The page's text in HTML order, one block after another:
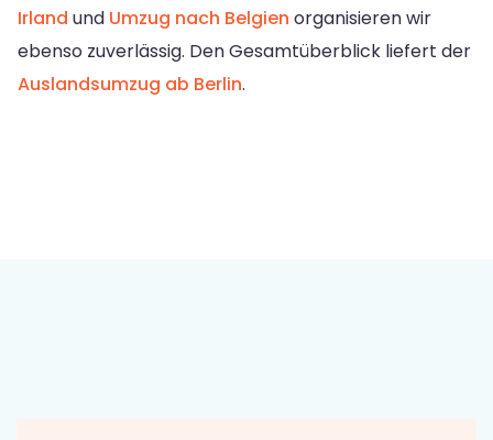
Irland und Umzug nach Belgien organisieren wir
ebenso zuverlässig. Den Gesamtüberblick liefert der
Auslandsumzug ab Berlin.